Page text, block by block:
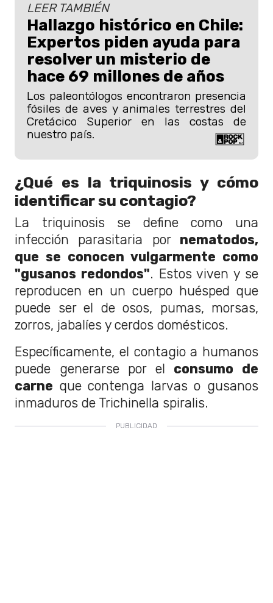
LEER TAMBIÉN
Hallazgo histórico en Chile:
Expertos piden ayuda para
resolver un misterio de
hace 69 millones de años
Los paleontólogos encontraron presencia
fósiles de aves y animales terrestres del
Cretácico Superior en las costas de
nuestro país.
¿Qué es la triquinosis y cómo
identificar su contagio?
La triquinosis se define como una
infección parasitaria por nematodos,
que se conocen vulgarmente como
"gusanos redondos". Estos viven y se
reproducen en un cuerpo huésped que
puede ser el de osos, pumas, morsas,
zorros, jabalíes y cerdos domésticos.
Específicamente, el contagio a humanos
puede generarse por el consumo de
carne que contenga larvas o gusanos
inmaduros de Trichinella spiralis.